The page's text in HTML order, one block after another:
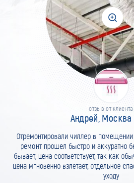
отзыв от клиента
Андрей, Москва
Отремонтировали чиллер в
ремонт прошел быстро и аккуратно
бывает, цена соответствует, так как
цена мгновенно взлетает, отдельное
уходу